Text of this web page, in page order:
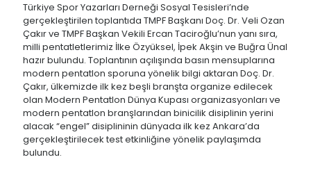
Türkiye Spor Yazarları Derneği Sosyal Tesisleri’nde
gerçekleştirilen toplantıda TMPF Başkanı Doç. Dr. Veli Ozan
Çakır ve TMPF Başkan Vekili Ercan Taciroğlu’nun yanı sıra,
milli pentatletlerimiz İlke Özyüksel, İpek Akşin ve Buğra Ünal
hazır bulundu. Toplantının açılışında basın mensuplarına
modern pentatlon sporuna yönelik bilgi aktaran Doç. Dr.
Çakır, ülkemizde ilk kez beşli branşta organize edilecek
olan Modern Pentatlon Dünya Kupası organizasyonları ve
modern pentatlon branşlarından binicilik disiplinin yerini
alacak “engel” disiplininin dünyada ilk kez Ankara’da
gerçekleştirilecek test etkinliğine yönelik paylaşımda
bulundu.